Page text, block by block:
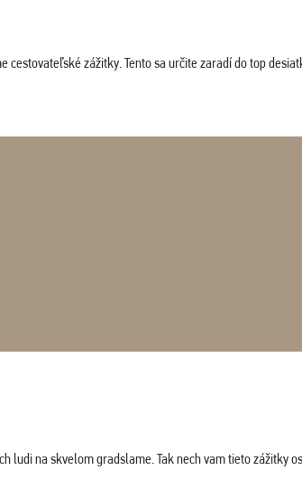
cestovateľské zážitky. Tento sa určite zaradí do top
na skvelom gradslame. Tak nech vam tieto zážitky